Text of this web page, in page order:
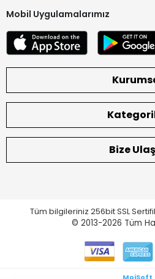
Mobil Uygulamalarımız
Bize
Tüm bilgileriniz 256bit SSL
© 2013-2026 Tüm